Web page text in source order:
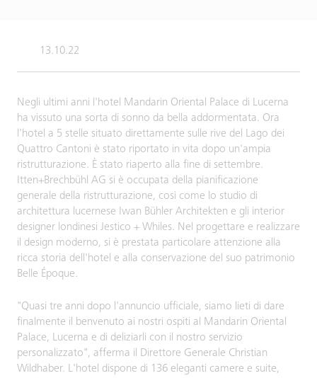
13.10.22
Negli ultimi anni l'hotel Mandarin Oriental Palace di Lucerna
ha vissuto una sorta di sonno da bella addormentata. Ora
l'hotel a 5 stelle situato direttamente sulle rive del Lago dei
Quattro Cantoni è stato riportato in vita dopo un'ampia
ristrutturazione. È stato riaperto alla fine di settembre.
Itten+Brechbühl AG si è occupata della pianificazione
generale della ristrutturazione, così come lo studio di
architettura lucernese Iwan Bühler Architekten e gli interior
designer londinesi Jestico + Whiles. Nel progettare e realizzare
il design moderno, si è prestata particolare attenzione alla
ricca storia dell'hotel e alla conservazione del suo patrimonio
Belle Époque.
"Quasi tre anni dopo l'annuncio ufficiale, siamo lieti di dare
finalmente il benvenuto ai nostri ospiti al Mandarin Oriental
Palace, Lucerna e di deliziarli con il nostro servizio
personalizzato", afferma il Direttore Generale Christian
Wildhaber. L'hotel dispone di 136 eleganti camere e suite,